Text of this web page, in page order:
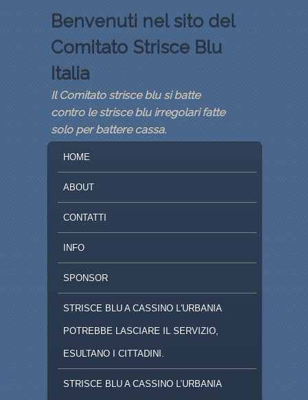
Benvenuti nel sito del
Comitato Strisce Blu
Italia
Il Comitato strisce blu si batte
contro le strisce blu irregolari fatte
solo per battere cassa.
VAI AL CONTENUTO PRINCIPALE
VAI AL CONTENUTO SECONDARIO
HOME
ABOUT
CONTATTI
INFO
SPONSOR
STRISCE BLU A CASSINO L'URBANIA
POTREBBE LASCIARE IL SERVIZIO,
ESULTANO I CITTADINI.
STRISCE BLU A CASSINO L’URBANIA